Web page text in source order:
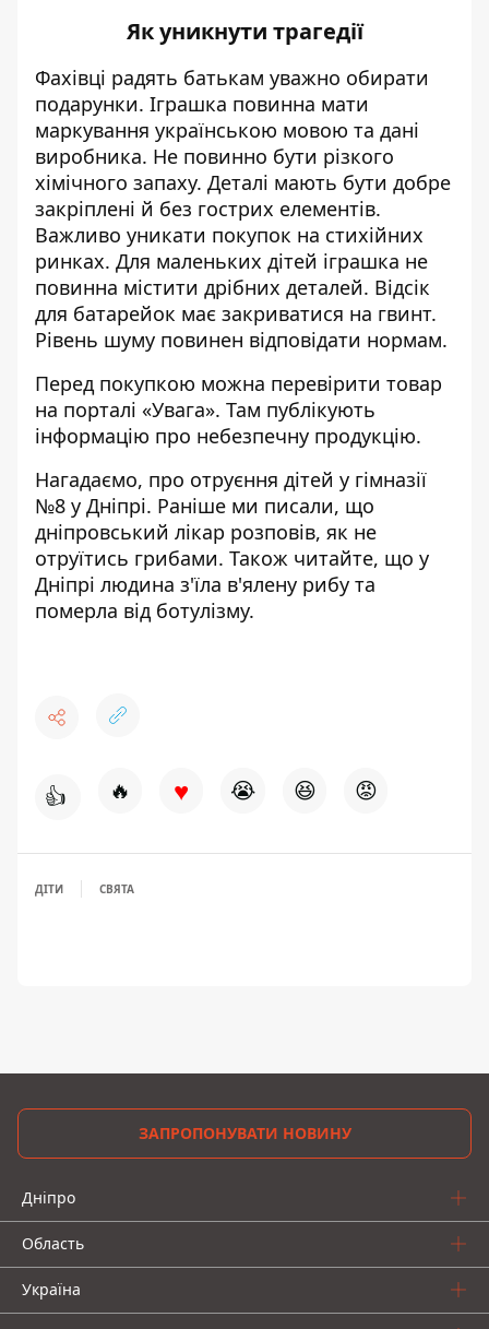
Як уникнути трагедії
Фахівці радять батькам уважно обирати
подарунки. Іграшка повинна мати
маркування українською мовою та дані
виробника. Не повинно бути різкого
хімічного запаху. Деталі мають бути добре
закріплені й без гострих елементів.
Важливо уникати покупок на стихійних
ринках. Для маленьких дітей іграшка не
повинна містити дрібних деталей. Відсік
для батарейок має закриватися на гвинт.
Рівень шуму повинен відповідати нормам.
Перед покупкою можна перевірити товар
на порталі «Увага». Там публікують
інформацію про небезпечну продукцію.
Нагадаємо, про отруєння дітей у гімназії
№8 у Дніпрі. Раніше ми писали, що
дніпровський лікар розповів, як не
отруїтись грибами. Також читайте, що у
Дніпрі людина з'їла в'ялену рибу та
померла від ботулізму.
👍 🔥 ♥ 😭 😆 😡
ДІТИ СВЯТА
ЗАПРОПОНУВАТИ НОВИНУ
Дніпро
Область
Україна